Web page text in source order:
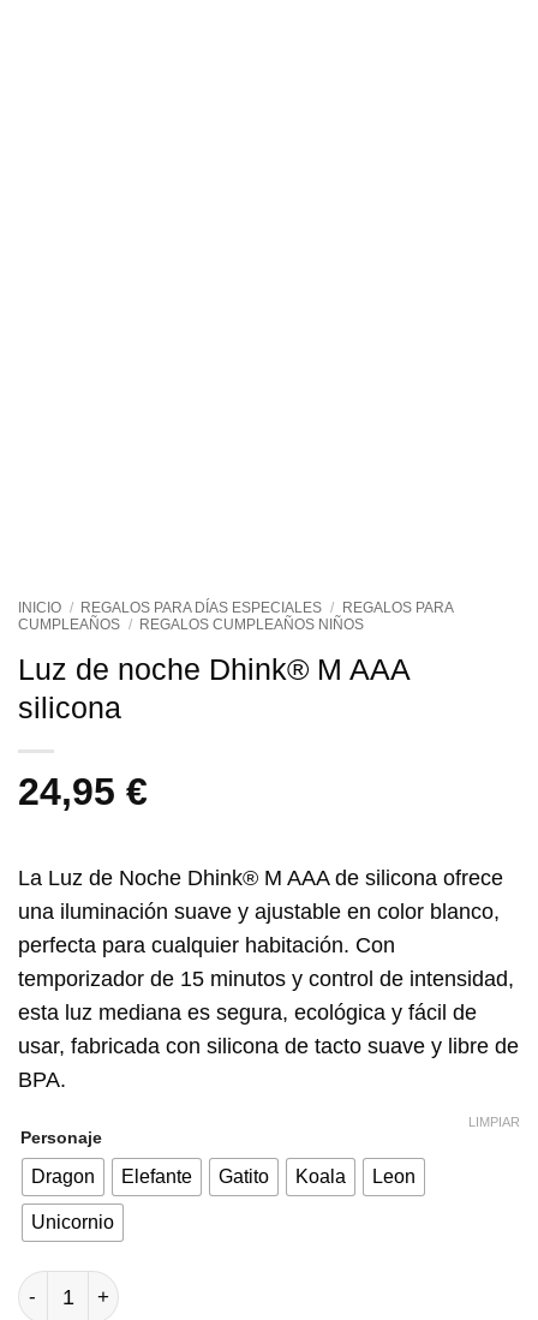
INICIO / REGALOS PARA DÍAS ESPECIALES /
REGALOS PARA
CUMPLEAÑOS / REGALOS CUMPLEAÑOS NIÑOS
Luz de noche Dhink® M AAA
silicona
24,95 €
La Luz de Noche Dhink® M AAA de silicona ofrece
una iluminación suave y ajustable en color blanco,
perfecta para cualquier habitación. Con
temporizador de 15 minutos y control de intensidad,
esta luz mediana es segura, ecológica y fácil de
usar, fabricada con silicona de tacto suave y libre de
BPA.
Personaje
Dragon Elefante Gatito Koala Leon
Unicornio
LIMPIAR
Luz de noche Dhink® M AAA silicona cantidad